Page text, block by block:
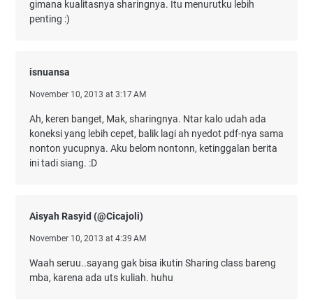
gimana kualitasnya sharingnya. Itu menurutku lebih
penting :)
isnuansa
November 10, 2013 at 3:17 AM
Ah, keren banget, Mak, sharingnya. Ntar kalo udah ada
koneksi yang lebih cepet, balik lagi ah nyedot pdf-nya sama
nonton yucupnya. Aku belom nontonn, ketinggalan berita
ini tadi siang. :D
Aisyah Rasyid (@Cicajoli)
November 10, 2013 at 4:39 AM
Waah seruu..sayang gak bisa ikutin Sharing class bareng
mba, karena ada uts kuliah. huhu